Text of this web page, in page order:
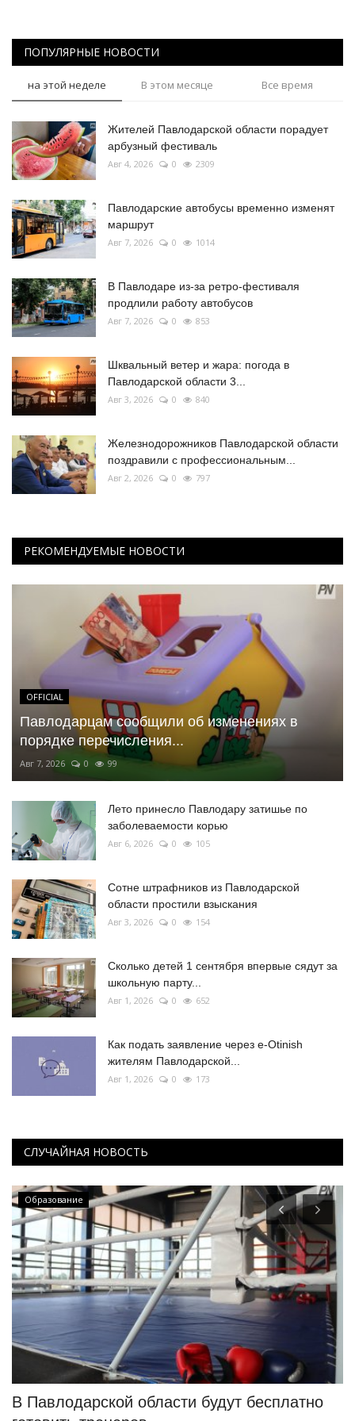
ПОПУЛЯРНЫЕ НОВОСТИ
на этой неделе В этом месяце Все время
Жителей Павлодарской области порадует
арбузный фестиваль
Авг 4, 2026 0 2309
Павлодарские автобусы временно изменят
маршрут
Авг 7, 2026 0 1014
В Павлодаре из-за ретро-фестиваля
продлили работу автобусов
Авг 7, 2026 0 853
Шквальный ветер и жара: погода в
Павлодарской области 3...
Авг 3, 2026 0 840
Железнодорожников Павлодарской области
поздравили с профессиональным...
Авг 2, 2026 0 797
РЕКОМЕНДУЕМЫЕ НОВОСТИ
OFFICIAL
Павлодарцам сообщили об изменениях в
порядке перечисления...
Авг 7, 2026 0 99
Лето принесло Павлодару затишье по
заболеваемости корью
Авг 6, 2026 0 105
Сотне штрафников из Павлодарской
области простили взыскания
Авг 3, 2026 0 154
Сколько детей 1 сентября впервые сядут за
школьную парту...
Авг 1, 2026 0 652
Как подать заявление через e-Otinish
жителям Павлодарской...
Авг 1, 2026 0 173
СЛУЧАЙНАЯ НОВОСТЬ
Образование
В Павлодарской области будут бесплатно